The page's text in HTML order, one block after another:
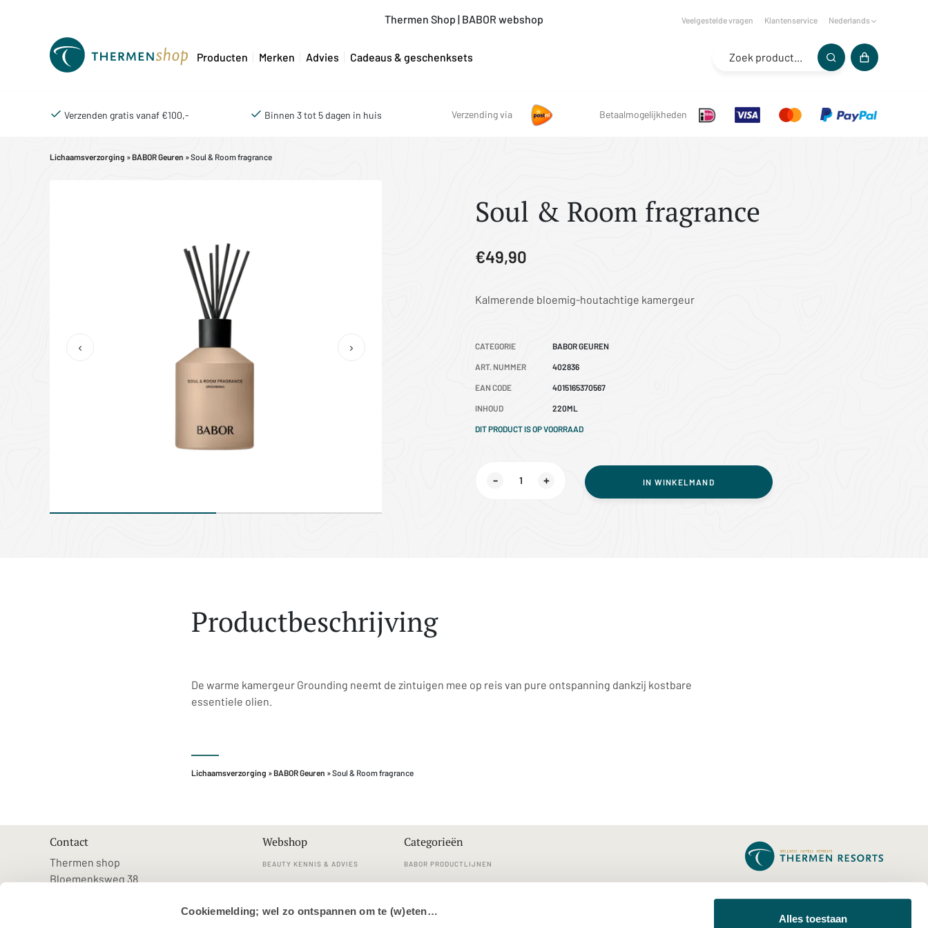
Cookiemelding; wel zo ontspannen om te (w)eten…
Alles toestaan
Thermen Shop | BABOR webshop Veelgestelde vragen Klantenservice Nederlands
Producten Merken Advies Cadeaus & geschenksets
Verzenden gratis vanaf €100,- Binnen 3 tot 5 dagen in huis Verzending via Betaalmogelijkheden
Lichaamsverzorging »BABOR Geuren » Soul & Room fragrance
Soul & Room fragrance
€49,90
Kalmerende bloemig-houtachtige kamergeur
CATEGORIE BABOR GEUREN
ART. NUMMER 402836
EAN CODE 4015165370567
INHOUD 220ML
DIT PRODUCT IS OP VOORRAAD
- + IN WINKELMAND
Productbeschrijving
De warme kamergeur Grounding neemt de zintuigen mee op reis van pure ontspanning dankzij kostbare
essentiele olien.
Lichaamsverzorging »BABOR Geuren » Soul & Room fragrance
Contact
Thermen shop
Bloemenksweg 38
Webshop
BEAUTY KENNIS & ADVIES
VEELGESTELDE VRAGEN
Categorieën
BABOR PRODUCTLIJNEN
GEZICHTSVERZORGING